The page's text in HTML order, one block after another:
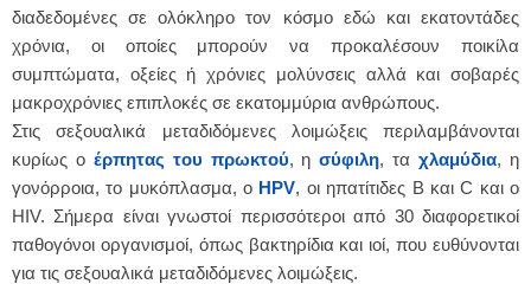
διαδεδομένες σε ολόκληρο τον κόσμο εδώ και εκατοντάδες
χρόνια, οι οποίες μπορούν να προκαλέσουν ποικίλα
συμπτώματα, οξείες ή χρόνιες μολύνσεις αλλά και σοβαρές
μακροχρόνιες επιπλοκές σε εκατομμύρια ανθρώπους.
Στις σεξουαλικά μεταδιδόμενες λοιμώξεις περιλαμβάνονται
κυρίως ο έρπητας του πρωκτού, ησύφιλη, ταχλαμύδια, η
γονόρροια, το μυκόπλασμα, ο HPV, οι ηπατίτιδες Β και C και ο
HIV. Σήμερα είναι γνωστοί περισσότεροι από 30 διαφορετικοί
παθογόνοι οργανισμοί, όπως βακτηρίδια και ιοί, που ευθύνονται
για τις σεξουαλικά μεταδιδόμενες λοιμώξεις.